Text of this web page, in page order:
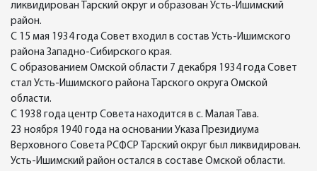
ликвидирован Тарский округ и образован Усть-Ишимский
район.
С 15 мая 1934 года Совет входил в состав Усть-Ишимского
района Западно-Сибирского края.
С образованием Омской области 7 декабря 1934 года Совет
стал Усть-Ишимского района Тарского округа Омской
области.
С 1938 года центр Совета находится в с. Малая Тава.
23 ноября 1940 года на основании Указа Президиума
Верховного Совета РСФСР Тарский округ был ликвидирован.
Усть-Ишимский район остался в составе Омской области.